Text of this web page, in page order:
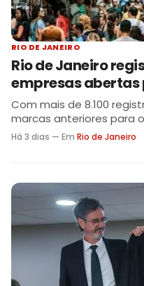
RIO DE JANEIRO
Rio de Janeiro
empresas abertas
Com mais de 8.100
marcas anteriores para
primeiro semestre
Há 3 dias — Em Rio de Janeiro